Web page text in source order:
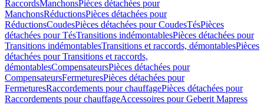
RaccordsManchonsPièces détachées pour
ManchonsRéductionsPièces détachées pour
RéductionsCoudesPièces détachées pour CoudesTésPièces
détachées pour TésTransitions indémontablesPièces détachées pour
Transitions indémontablesTransitions et raccords, démontablesPièces
détachées pour Transitions et raccords,
démontablesCompensateursPièces détachées pour
CompensateursFermeturesPièces détachées pour
FermeturesRaccordements pour chauffagePièces détachées pour
Raccordements pour chauffageAccessoires pour Geberit Mapress